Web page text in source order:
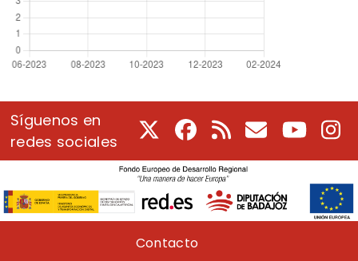
Síguenos en
redes sociales
Facebook
RSS CorreoYoutube
Pie de páginaContacto